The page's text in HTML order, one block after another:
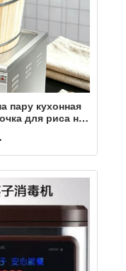
пару кухонная
для риса на
для
пару